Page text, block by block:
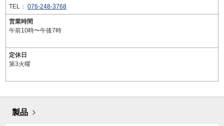
TEL： 076-248-3768
営業時間
午前10時〜午後7時
定休日
第3火曜
製品